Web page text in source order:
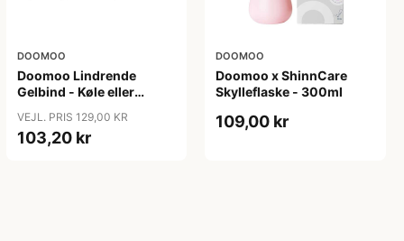
DOOMOO
Doomoo Lindrende
Gelbind - Køle eller
VEJL. PRIS 129,00 KR
103,20 kr
DOOMOO
Doomoo x ShinnCare
Skylleflaske - 300ml
109,00 kr